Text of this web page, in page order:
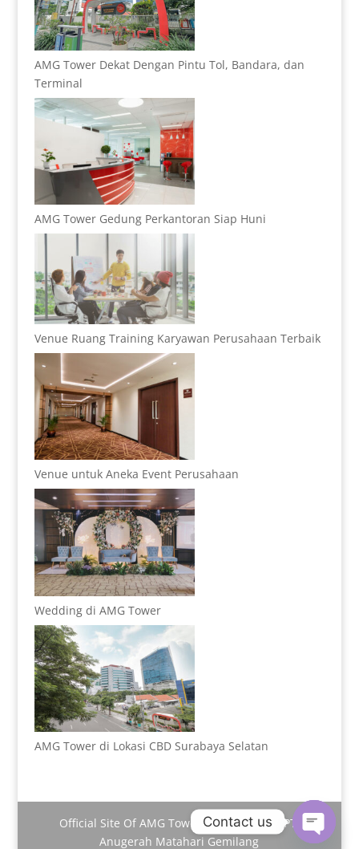
AMG Tower Dekat Dengan Pintu Tol, Bandara, dan
Terminal
AMG Tower Gedung Perkantoran Siap Huni
Venue Ruang Training Karyawan Perusahaan Terbaik
Venue untuk Aneka Event Perusahaan
Wedding di AMG Tower
AMG Tower di Lokasi CBD Surabaya Selatan
Official Site Of AMG Tower | Managed By PT.
Anugerah Matahari Gemilang
Contact us